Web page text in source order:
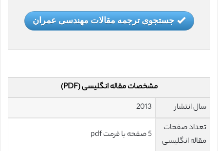
جستجوی ترجمه مقالات مهندسی عمران
مشخصات مقاله انگلیسی (PDF)
سال انتشار
2013
تعداد صفحات
مقاله انگلیسی
5 صفحه با فرمت pdf